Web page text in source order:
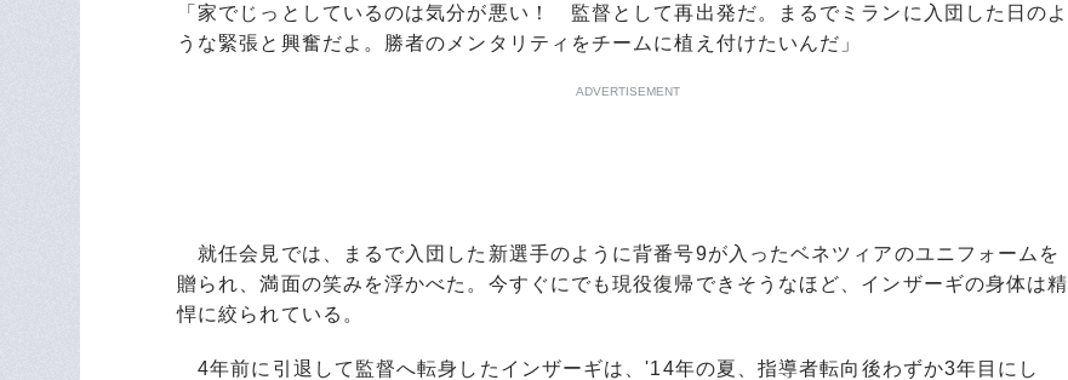
「家でじっとしているのは気分が悪い！ 監督として再出発だ。まるでミランに入団した日のよ
うな緊張と興奮だよ。勝者のメンタリティをチームに植え付けたいんだ」
ADVERTISEMENT
就任会見では、まるで入団した新選手のように背番号9が入ったベネツィアのユニフォームを
贈られ、満面の笑みを浮かべた。今すぐにでも現役復帰できそうなほど、インザーギの身体は精
悍に絞られている。
4年前に引退して監督へ転身したインザーギは、'14年の夏、指導者転向後わずか3年目にし